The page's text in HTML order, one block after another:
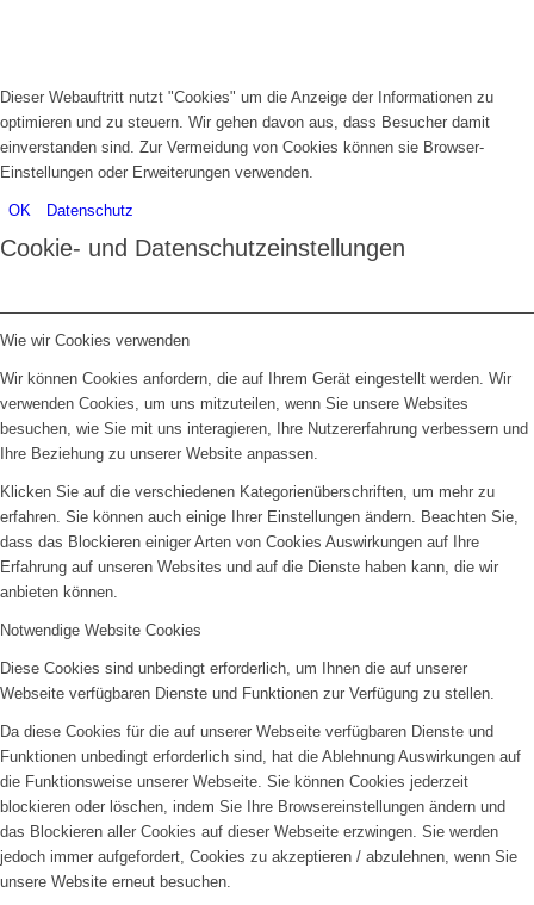
Dieser Webauftritt nutzt "Cookies" um die Anzeige der Informationen zu
optimieren und zu steuern. Wir gehen davon aus, dass Besucher damit
einverstanden sind. Zur Vermeidung von Cookies können sie Browser-
Einstellungen oder Erweiterungen verwenden.
OK Datenschutz
Cookie- und Datenschutzeinstellungen
Wie wir Cookies verwenden
Wir können Cookies anfordern, die auf Ihrem Gerät eingestellt werden. Wir
verwenden Cookies, um uns mitzuteilen, wenn Sie unsere Websites
besuchen, wie Sie mit uns interagieren, Ihre Nutzererfahrung verbessern und
Ihre Beziehung zu unserer Website anpassen.
Klicken Sie auf die verschiedenen Kategorienüberschriften, um mehr zu
erfahren. Sie können auch einige Ihrer Einstellungen ändern. Beachten Sie,
dass das Blockieren einiger Arten von Cookies Auswirkungen auf Ihre
Erfahrung auf unseren Websites und auf die Dienste haben kann, die wir
anbieten können.
Notwendige Website Cookies
Diese Cookies sind unbedingt erforderlich, um Ihnen die auf unserer
Webseite verfügbaren Dienste und Funktionen zur Verfügung zu stellen.
Da diese Cookies für die auf unserer Webseite verfügbaren Dienste und
Funktionen unbedingt erforderlich sind, hat die Ablehnung Auswirkungen auf
die Funktionsweise unserer Webseite. Sie können Cookies jederzeit
blockieren oder löschen, indem Sie Ihre Browsereinstellungen ändern und
das Blockieren aller Cookies auf dieser Webseite erzwingen. Sie werden
jedoch immer aufgefordert, Cookies zu akzeptieren / abzulehnen, wenn Sie
unsere Website erneut besuchen.